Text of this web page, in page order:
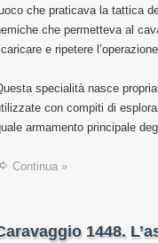
che praticava la tattica
che permetteva al
e ripetere
specialità nasce
con compiti di
armamento principale
Continua »
1448.